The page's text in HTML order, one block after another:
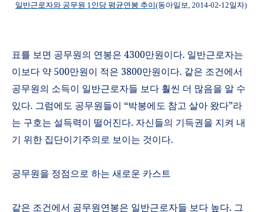
일반근로자와 공무원 1인당 평균연봉 추이(동아일보, 2014-02-12일자)
표를 보면 공무원의 연봉은 4300만원이다. 일반근로자는
이보다 약 500만원이 적은 3800만원이다. 같은 조건에서
공무원의 소득이 일반근로자들 보다 훨씬 더 많음을 알 수
있다. 그럼에도 공무원들이 “박봉에도 참고 살아 왔다”라
는 구호는 설득력이 떨어진다. 자신들의 기득권을 지켜 내
기 위한 집단이기주의로 보이는 것이다.
공무원을 정점으로 하는 새로운 카스트
같은 조건에서 공무원연봉은 일반근로자들 보다 높다. 그